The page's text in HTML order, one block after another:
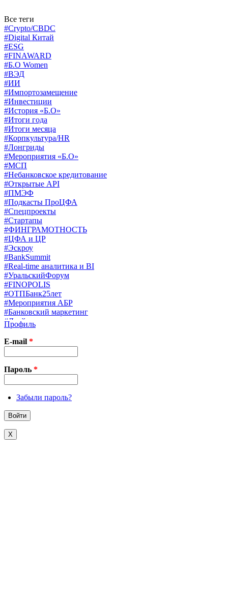
Все теги
#Crypto/CBDC
#Digital Китай
#ESG
#FINAWARD
#Б.О Women
#ВЭД
#ИИ
#Импортозамещение
#Инвестиции
#История «Б.О»
#Итоги года
#Итоги месяца
#Корпкультура/HR
#Лонгриды
#Мероприятия «Б.О»
#МСП
#Небанковское кредитование
#Открытые API
#ПМЭФ
#Подкасты ПроЦФА
#Спецпроекты
#Стартапы
#ФИНГРАМОТНОСТЬ
#ЦФА и ЦР
#Эскроу
#BankSummit
#Real-time аналитика и BI
#УральскийФорум
#FINOPOLIS
#ОТПБанк25лет
#Мероприятия АБР
#Банковский маркетинг
#Драйверы страхования
#Финконгресс ЦБ
#PB&WM
#UX/CX
#Экосистемы
X
Профиль
E-mail *
Пароль *
Забыли пароль?
X